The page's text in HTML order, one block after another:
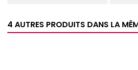
4 AUTRES PRODUITS DANS LA